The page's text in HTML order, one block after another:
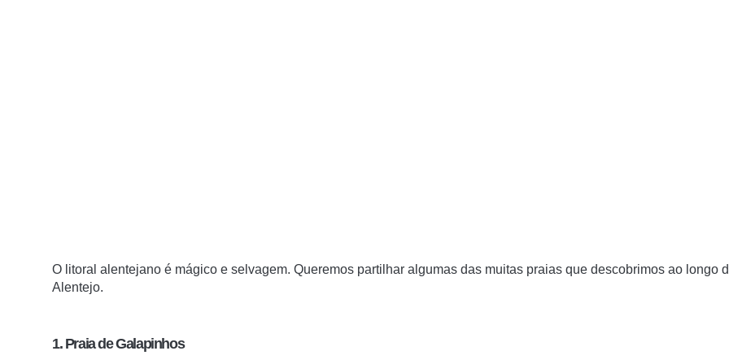
O litoral alentejano é mágico e selvagem. Queremos partilhar algumas das muitas praias que descobrimos ao longo
Alentejo.
1. Praia de Galapinhos